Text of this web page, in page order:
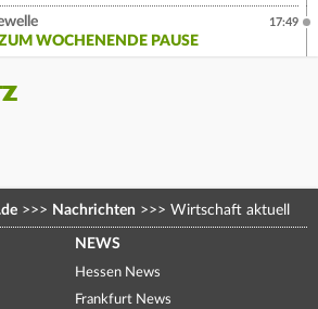
WOCHENENDE PAUSE
17:49
>>> Nachrichten >>> Wirtschaft aktuell
NEWS
Hessen News
Frankfurt News